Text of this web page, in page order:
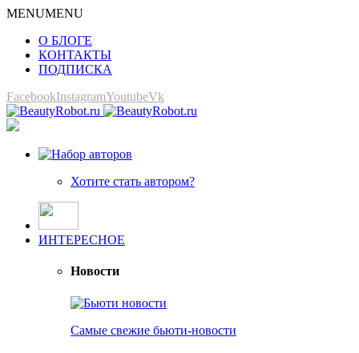
MENUMENU
О БЛОГЕ
КОНТАКТЫ
ПОДПИСКА
FacebookInstagramYoutubeVk
Хотите стать автором?
ИНТЕРЕСНОЕ
Новости
Самые свежие бьюти-новости